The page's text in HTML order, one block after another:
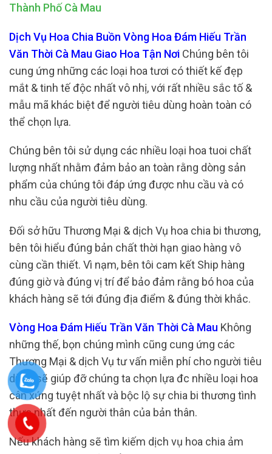
Thành Phố Cà Mau
Dịch Vụ Hoa Chia Buồn Vòng Hoa Đám Hiếu Trần
Văn Thời Cà Mau Giao Hoa Tận Nơi Chúng bên tôi
cung ứng những các loại hoa tươi có thiết kế đẹp
mắt & tinh tế độc nhất vô nhị, với rất nhiều sắc tố &
mẫu mã khác biệt để người tiêu dùng hoàn toàn có
thể chọn lựa.
Chúng bên tôi sử dụng các nhiều loại hoa tuoi chất
lượng nhất nhằm đảm bảo an toàn rằng dòng sản
phẩm của chúng tôi đáp ứng được nhu cầu và có
nhu cầu của người tiêu dùng.
Đối sở hữu Thương Mại & dịch Vụ hoa chia bi thương,
bên tôi hiểu đúng bản chất thời hạn giao hàng vô
cùng cần thiết. Vì nạm, bên tôi cam kết Ship hàng
đúng giờ và đúng vị trí để bảo đảm rằng bó hoa của
khách hàng sẽ tới đúng địa điểm & đúng thời khắc.
Vòng Hoa Đám Hiếu Trần Văn Thời Cà Mau Không
những thế, bọn chúng mình cũng cung ứng các
Thương Mại & dịch Vụ tư vấn miễn phí cho người tiêu
dùng sẽ giúp đỡ chúng ta chọn lựa đc nhiều loại hoa
cân xứng tuyệt nhất và bộc lộ sự chia bi thương tình
thực nhất đến người thân của bản thân.
Nếu khách hàng sẽ tìm kiếm dịch vụ hoa chia ảm